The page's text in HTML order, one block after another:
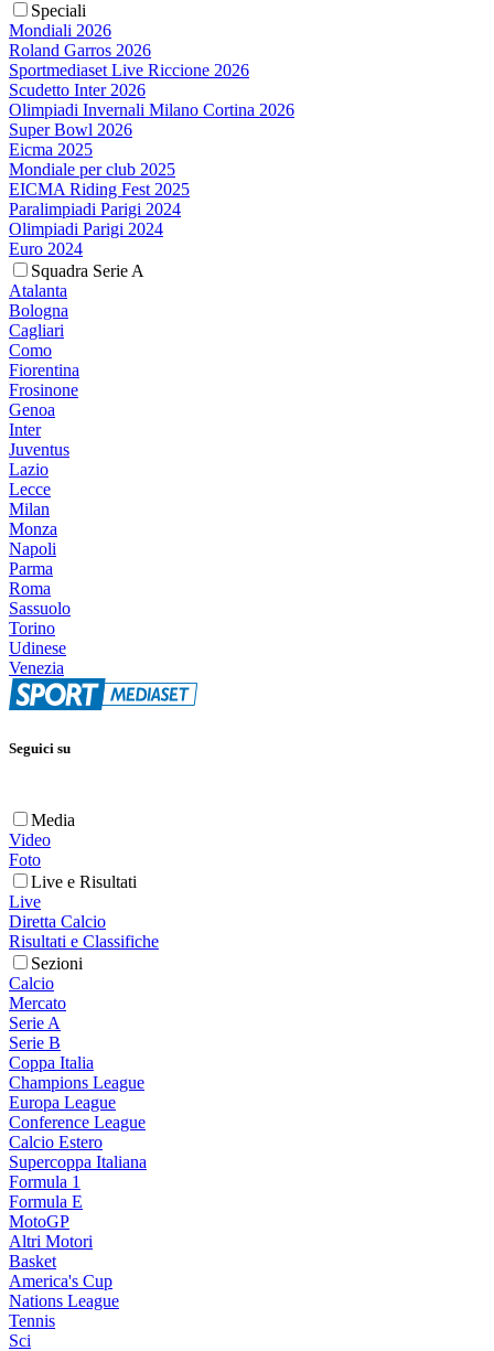
Speciali
Mondiali 2026
Roland Garros 2026
Sportmediaset Live Riccione 2026
Scudetto Inter 2026
Olimpiadi Invernali Milano Cortina 2026
Super Bowl 2026
Eicma 2025
Mondiale per club 2025
EICMA Riding Fest 2025
Paralimpiadi Parigi 2024
Olimpiadi Parigi 2024
Euro 2024
Squadra Serie A
Atalanta
Bologna
Cagliari
Como
Fiorentina
Frosinone
Genoa
Inter
Juventus
Lazio
Lecce
Milan
Monza
Napoli
Parma
Roma
Sassuolo
Torino
Udinese
Venezia
Seguici su
Media
Video
Foto
Live e Risultati
Live
Diretta Calcio
Risultati e Classifiche
Sezioni
Calcio
Mercato
Serie A
Serie B
Coppa Italia
Champions League
Europa League
Conference League
Calcio Estero
Supercoppa Italiana
Formula 1
Formula E
MotoGP
Altri Motori
Basket
America's Cup
Nations League
Tennis
Sci